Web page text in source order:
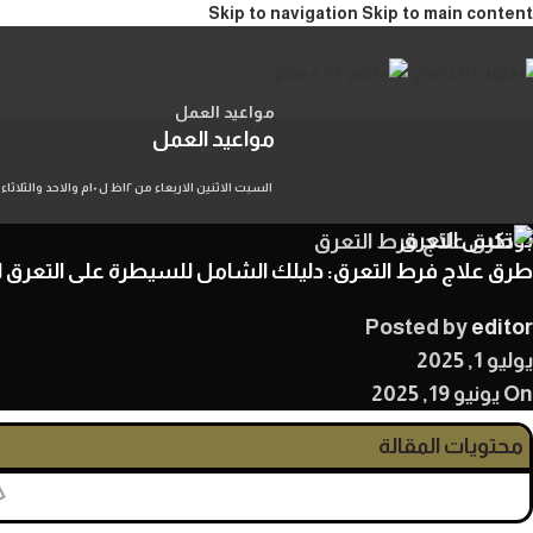
Skip to navigation Skip to main content
مواعيد العمل
مواعيد العمل
السبت الاثنين الاربعاء من ١٢ظ ل ١٠م والاحد والثلاثاء والخميس من ١٢ظ ل ٤م بحجز مسبق
بوتكس التعرق
طرق علاج فرط التعرق: دليلك الشامل للسيطرة على التعرق
Posted by editor
يوليو 1, 2025
On يونيو 19, 2025
محتويات المقالة